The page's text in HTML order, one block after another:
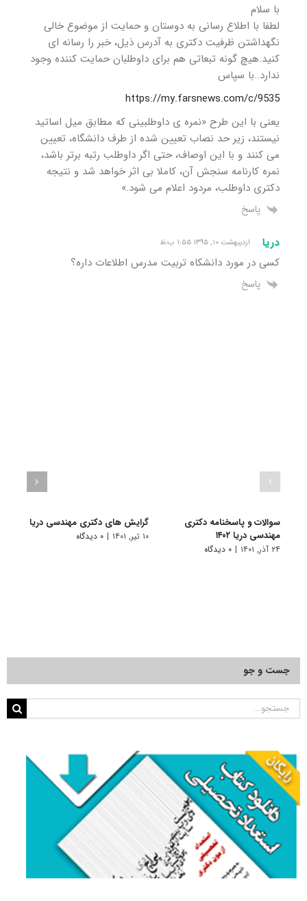
با سلام
لطفا با اطلاع رسانی به دوستان و حمایت از موضوع خالی
نگهداشتن ظرفیت دکتری به آدرس ذیل، خبر را رسانه ای
کنید.هیچ گونه تبعاتی هم برای داوطلبان حمایت کننده وجود
ندارد..با سپاس
https://my.farsnews.com/c/9535
یعنی با این طرح «نمره ی داوطلبینی که مطابق میل اساتید
نیستند، زیر حد نصاب تعیین شده از طرف دانشگاه، تعیین
می کنند و با این اوصاف، حتی اگر داوطلب رتبه برتر باشد،
نمره کارنامه سنجش آن، کاملا بی اثر خواهد شد و نتیجه
دکتری داوطلب، مردود اعلام می شود.»
پاسخ
دریا اردیبهشت ۱۰, ۱۳۹۵ ۱:۵۵ ب٫ظ
کسی در مورد دانشکاه تربیت مدرس اطلاعات داره؟
پاسخ
سوالات و پاسخنامه دکتری
مهندسی دریا ۱۴۰۲
۲۴ آذر, ۱۴۰۱ | ۰ دیدگاه
گرایش های دکتری ﻣﻬﻨﺪسی درﻳﺎ
۱۰ تیر, ۱۴۰۱ | ۰ دیدگاه
جست و جو
جستجو